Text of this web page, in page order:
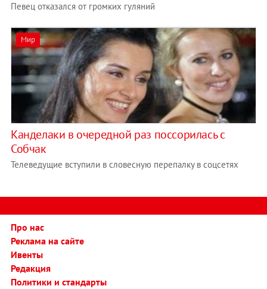
Певец отказался от громких гуляний
Мир
Канделаки в очередной раз поссорилась с
Собчак
Телеведущие вступили в словесную перепалку в соцсетях
Про нас
Реклама на сайте
Ивенты
Редакция
Политики и стандарты